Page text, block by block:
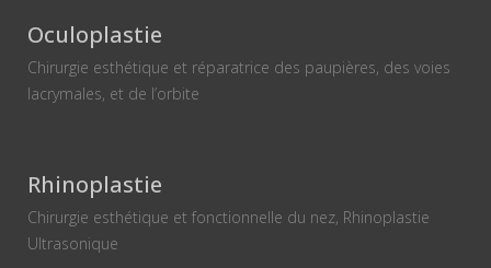
Oculoplastie
Chirurgie esthétique et réparatrice des paupières, des voies
lacrymales, et de l’orbite
Rhinoplastie
Chirurgie esthétique et fonctionnelle du nez, Rhinoplastie
Ultrasonique